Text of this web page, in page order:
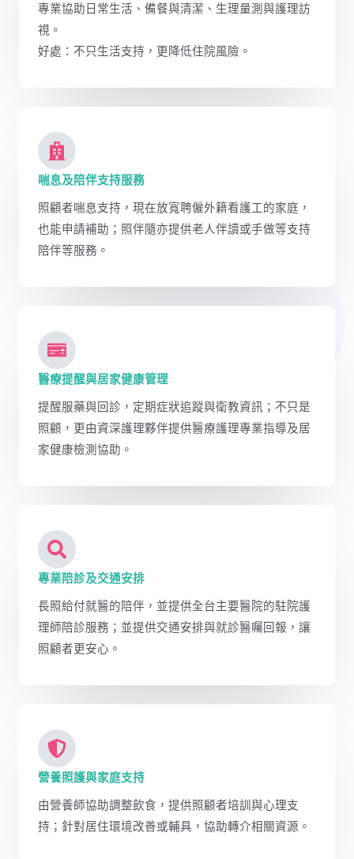
專業協助日常生活、備餐與清潔、生理量測與護理訪
視。
好處：不只生活支持，更降低住院風險。
喘息及陪伴支持服務
照顧者喘息支持，現在放寬聘僱外籍看護工的家庭，
也能申請補助；照伴隨亦提供老人伴讀或手做等支持
陪伴等服務。
醫療提醒與居家健康管理
提醒服藥與回診，定期症狀追蹤與衛教資訊；不只是
照顧，更由資深護理夥伴提供醫療護理專業指導及居
家健康檢測協助。
專業陪診及交通安排
長照給付就醫的陪伴，並提供全台主要醫院的駐院護
理師陪診服務；並提供交通安排與就診醫囑回報，讓
照顧者更安心。
營養照護與家庭支持
由營養師協助調整飲食，提供照顧者培訓與心理支
持；針對居住環境改善或輔具，協助轉介相關資源。